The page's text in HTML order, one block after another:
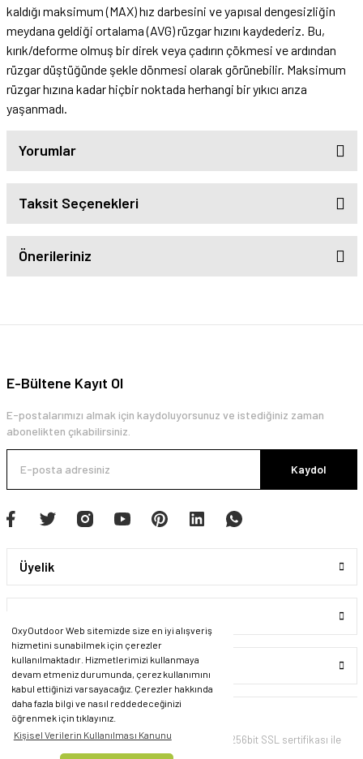
OxyOutdoor Web sitemizde size en iyi alışveriş
hizmetini sunabilmek için çerezler
kullanılmaktadır. Hizmetlerimizi kullanmaya
devam etmeniz durumunda, çerez kullanımını
kabul ettiğinizi varsayacağız. Çerezler hakkında
daha fazla bilgi ve nasıl reddedeceğinizi
öğrenmek için tıklayınız.
Kişisel Verilerin Kullanılması Kanunu
kaldığı maksimum (MAX) hız darbesini ve yapısal dengesizliğin
meydana geldiği ortalama (AVG) rüzgar hızını kaydederiz. Bu,
kırık/deforme olmuş bir direk veya çadırın çökmesi ve ardından
rüzgar düştüğünde şekle dönmesi olarak görünebilir. Maksimum
rüzgar hızına kadar hiçbir noktada herhangi bir yıkıcı arıza
yaşanmadı.
Yorumlar
Taksit Seçenekleri
Önerileriniz
E-Bültene Kayıt Ol
E-postalarımızı almak için kaydoluyorsunuz ve istediğiniz zaman
abonelikten çıkabilirsiniz.
Kaydol
Üyelik
Alışveriş
© Tüm Hakları Saklıdır. Kredi kartı bilgileriniz 256bit SSL sertifikası ile
korunmaktadır.